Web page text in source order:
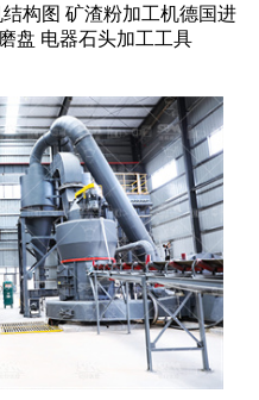
构图 矿渣粉加工机德国进
盘 电器石头加工工具